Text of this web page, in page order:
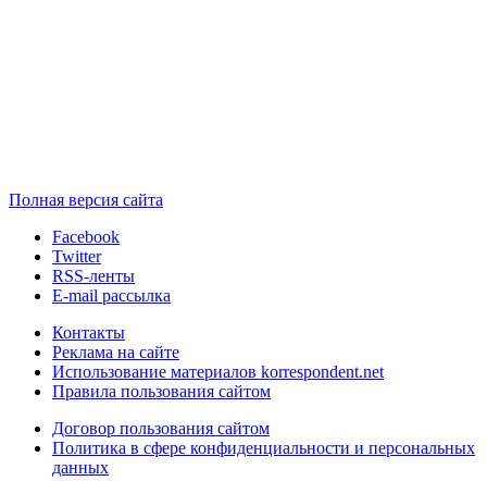
Полная версия сайта
Facebook
Twitter
RSS-ленты
E-mail рассылка
Контакты
Реклама на сайте
Использование материалов korrespondent.net
Правила пользования сайтом
Договор пользования сайтом
Политика в сфере конфиденциальности и персональных
данных